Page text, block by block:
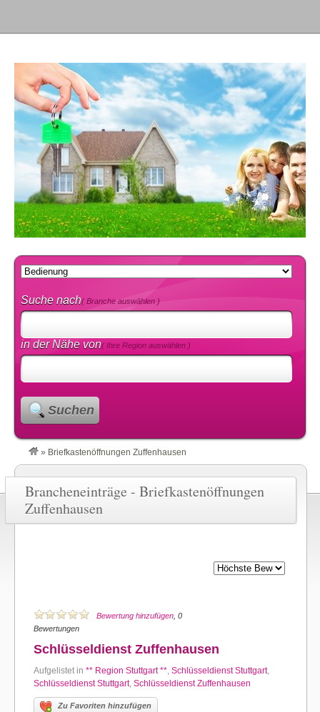
Suche nach( Branche auswählen )
in der Nähe von( Ihre Region auswählen )
Suchen
» Briefkastenöffnungen Zuffenhausen
Brancheneinträge - Briefkastenöffnungen
Zuffenhausen
Bewertung hinzufügen , 0
Bewertungen
Schlüsseldienst Zuffenhausen
Aufgelistet in ** Region Stuttgart **, Schlüsseldienst Stuttgart,
Schlüsseldienst Stuttgart, Schlüsseldienst Zuffenhausen
Zu Favoriten hinzufügen